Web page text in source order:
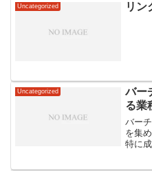
Uncategorized リン
Uncategorized
バー
る業
バー
を集
特に